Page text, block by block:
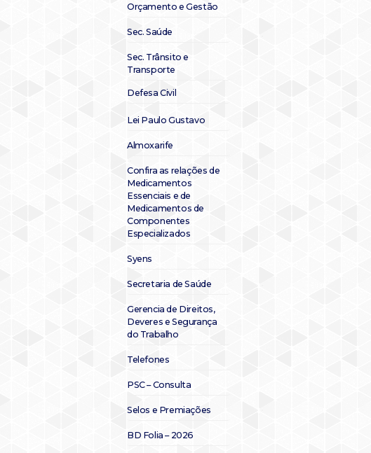
Orçamento e Gestão
Sec. Saúde
Sec. Trânsito e
Transporte
Defesa Civil
Lei Paulo Gustavo
Almoxarife
Confira as relações de
Medicamentos
Essenciais e de
Medicamentos de
Componentes
Especializados
Syens
Secretaria de Saúde
Gerencia de Direitos,
Deveres e Segurança
do Trabalho
Telefones
PSC – Consulta
Selos e Premiações
BD Folia – 2026